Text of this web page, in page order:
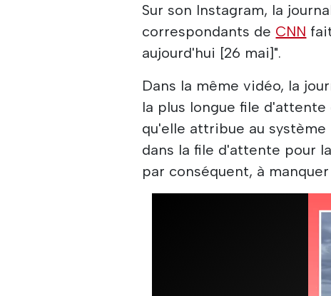
Sur son Instagram, la
correspondants de CNN
aujourd'hui [26 mai]".
Dans la même vidéo, la
la plus longue file
qu'elle attribue au système
dans la file d'attente pour
par conséquent, à